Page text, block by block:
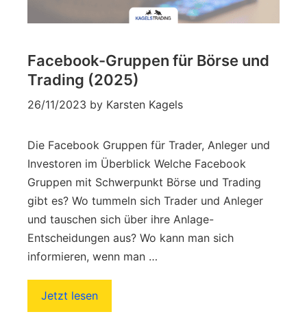
Facebook-Gruppen für Börse und
Trading (2025)
26/11/2023 by Karsten Kagels
Die Facebook Gruppen für Trader, Anleger und
Investoren im Überblick Welche Facebook
Gruppen mit Schwerpunkt Börse und Trading
gibt es? Wo tummeln sich Trader und Anleger
und tauschen sich über ihre Anlage-
Entscheidungen aus? Wo kann man sich
informieren, wenn man …
Jetzt lesen